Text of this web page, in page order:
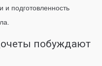
и подготовленность
побуждают